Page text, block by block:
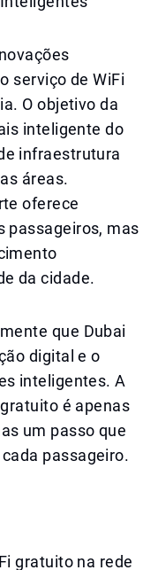
serviço de WiFi
O objetivo da
inteligente do
infraestrutura
áreas.
oferece
passageiros, mas
da cidade.
que Dubai
digital e o
inteligentes. A
é apenas
um passo que
passageiro.
gratuito na rede